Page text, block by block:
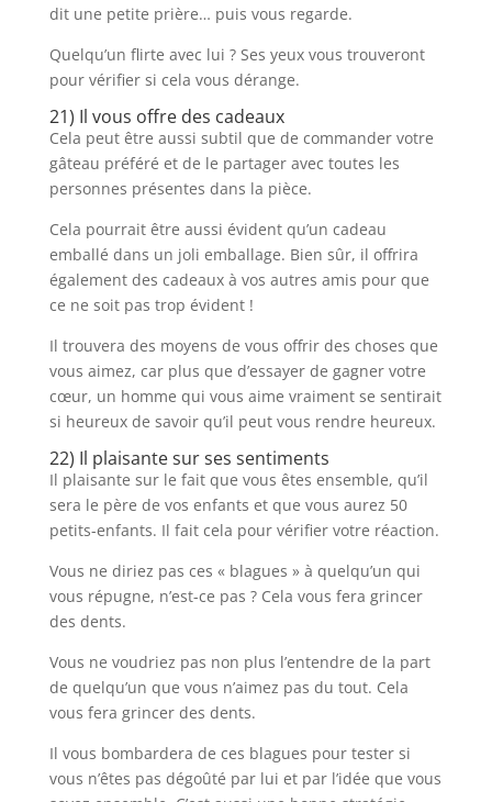
dit une petite prière… puis vous regarde.
Quelqu’un flirte avec lui ? Ses yeux vous trouveront
pour vérifier si cela vous dérange.
21) Il vous offre des cadeaux
Cela peut être aussi subtil que de commander votre
gâteau préféré et de le partager avec toutes les
personnes présentes dans la pièce.
Cela pourrait être aussi évident qu’un cadeau
emballé dans un joli emballage. Bien sûr, il offrira
également des cadeaux à vos autres amis pour que
ce ne soit pas trop évident !
Il trouvera des moyens de vous offrir des choses que
vous aimez, car plus que d’essayer de gagner votre
cœur, un homme qui vous aime vraiment se sentirait
si heureux de savoir qu’il peut vous rendre heureux.
22) Il plaisante sur ses sentiments
Il plaisante sur le fait que vous êtes ensemble, qu’il
sera le père de vos enfants et que vous aurez 50
petits-enfants. Il fait cela pour vérifier votre réaction.
Vous ne diriez pas ces « blagues » à quelqu’un qui
vous répugne, n’est-ce pas ? Cela vous fera grincer
des dents.
Vous ne voudriez pas non plus l’entendre de la part
de quelqu’un que vous n’aimez pas du tout. Cela
vous fera grincer des dents.
Il vous bombardera de ces blagues pour tester si
vous n’êtes pas dégoûté par lui et par l’idée que vous